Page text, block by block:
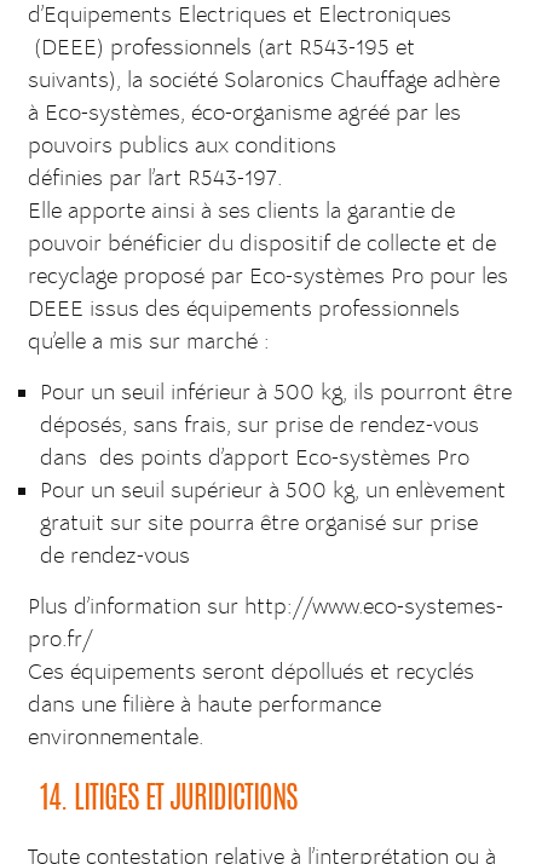
d’Equipements Electriques et Electroniques
(DEEE) professionnels (art R543-195 et
suivants), la société Solaronics Chauffage adhère
à Eco-systèmes, éco-organisme agréé par les
pouvoirs publics aux conditions
définies par l’art R543-197.
Elle apporte ainsi à ses clients la garantie de
pouvoir bénéficier du dispositif de collecte et de
recyclage proposé par Eco-systèmes Pro pour les
DEEE issus des équipements professionnels
qu’elle a mis sur marché :
Pour un seuil inférieur à 500 kg, ils pourront être
déposés, sans frais, sur prise de rendez-vous
dans des points d’apport Eco-systèmes Pro
Pour un seuil supérieur à 500 kg, un enlèvement
gratuit sur site pourra être organisé sur prise
de rendez-vous
Plus d’information sur http://www.eco-systemes-
pro.fr/
Ces équipements seront dépollués et recyclés
dans une filière à haute performance
environnementale.
14. LITIGES ET JURIDICTIONS
Toute contestation relative à l’interprétation ou à